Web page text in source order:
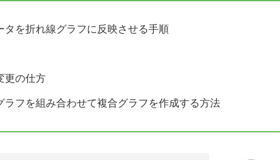
タを折れ線グラフに反映させる手順
更の仕方
ラフを組み合わせて複合グラフを作成する方法